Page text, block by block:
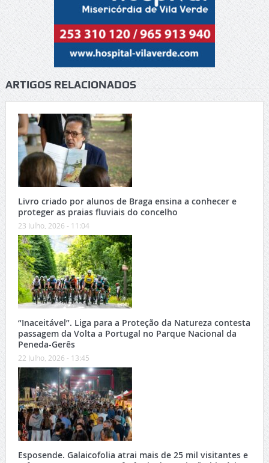
ARTIGOS RELACIONADOS
Livro criado por alunos de Braga ensina a conhecer e
proteger as praias fluviais do concelho
23 Julho, 2026 - 11:04
“Inaceitável”. Liga para a Proteção da Natureza contesta
passagem da Volta a Portugal no Parque Nacional da
Peneda-Gerês
22 Julho, 2026 - 13:45
Esposende. Galaicofolia atrai mais de 25 mil visitantes e